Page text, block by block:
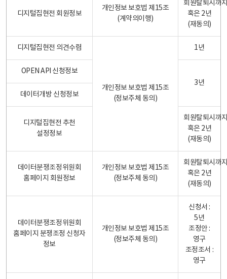
디지털집현전 회원정보
개인정보 보호법 제15조
(계약의이행)
회원탈퇴시까
혹은 2년
(재동의)
디지털집현전 의견수렴
개인정보 보호법 제15조
(정보주체 동의)
1년
OPEN API 신청정보
3년
데이터개방 신청정보
디지털집현전 추천
설정정보
회원탈퇴시까
혹은 2년
(재동의)
데이터분쟁조정위원회
홈페이지 회원정보
개인정보 보호법 제15조
(정보주체 동의)
회원탈퇴시까
혹은 2년
(재동의)
데이터분쟁조정위원회
홈페이지 분쟁조정 신청자
정보
개인정보 보호법 제15조
(정보주체 동의)
신청서 :
5년
조정안 :
영구
조정조서 :
영구